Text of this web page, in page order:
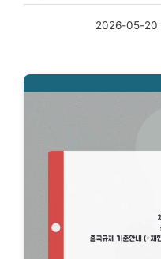
2026-05-20